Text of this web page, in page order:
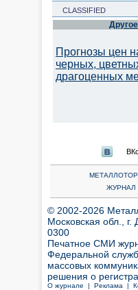
CLASSIFIED
Другое
Прогнозы цен
черных,
драгоценных
ЖУРНАЛ
© 2002-2026
Московская обл.,
0300
Печатное СМИ
Федеральной
массовых
решения о
О журнале | Реклама |